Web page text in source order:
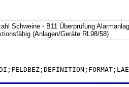
Schweine - B11 Überprüfung
(Anlagen/Geräte RL98/58)